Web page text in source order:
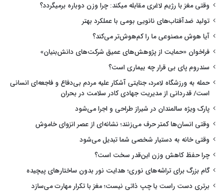
وقتی مغز با رژیم لاغری مقابله میکند: چرا وزن دوباره برمیگردد؟
تولید ضدآفتاب‌های نانویی بومی با عملکرد بهتر
آیا هوش مصنوعی ما را کم‌هوش‌تر می‌کند؟
فراخوان «حمایت از پژوهش‌های عمیق شرکت‌های دانش‌بنیان»
سندروم پای بی قرار چه بیماری است؟
حمله به ورزشگاه لامرد، جنایتی آشکار علیه مردم بی‌دفاع و فاجعه‌ای انسانی
است/ قدردانی از مدیریت جهادی کادر سلامت در بحران
پارک ویژه سالمندان در شیراز طراحی و اجرا می‌شود
وقتی انسان‌ها کمتر حرف می‌زنند؛ نشانه‌ای از عصر انزوای خاموش
وقتی خانه به دستیار شخصی شما تبدیل می‌شود
چرا حفظ کاهش وزن این‌قدر سخت است؟
گام بزرگ برای تراشه‌های نوری؛ هدایت نور بدون ساختارهای پیچیده
برتری دست راست یا چپ ذاتی نیست؛ مغز با تکرار مهارت می‌سازد